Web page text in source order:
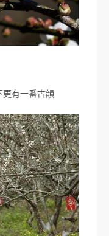
有一番古韻